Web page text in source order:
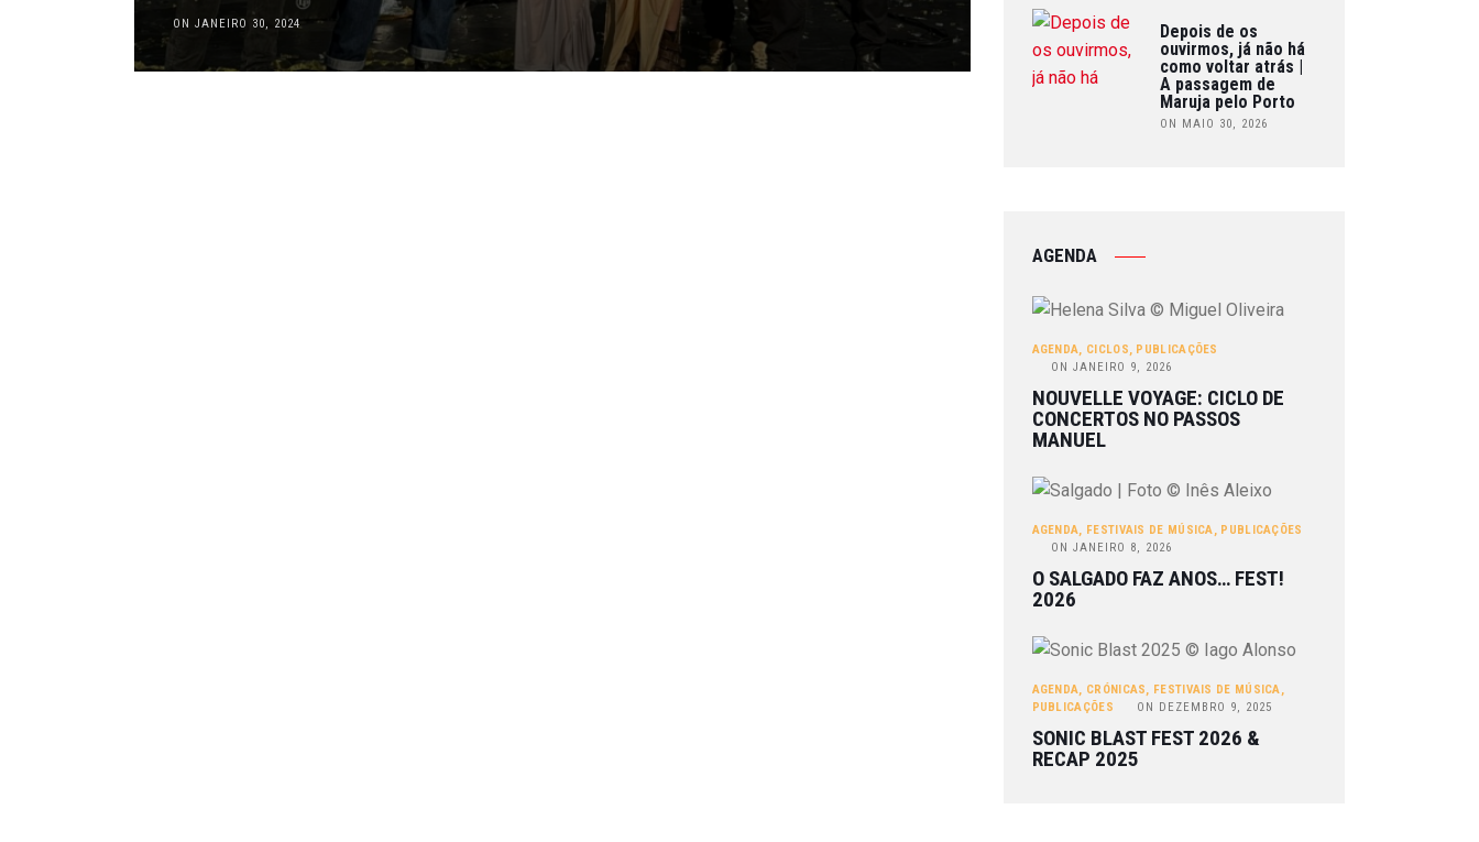
ON JANEIRO 30, 2024
Depois de os
ouvirmos, já não há
como voltar atrás |
A passagem de
Maruja pelo Porto
ON MAIO 30, 2026
AGENDA
AGENDA, CICLOS, PUBLICAÇÕES
ON JANEIRO 9, 2026
NOUVELLE VOYAGE: CICLO DE
CONCERTOS NO PASSOS
MANUEL
AGENDA, FESTIVAIS DE MÚSICA, PUBLICAÇÕES
ON JANEIRO 8, 2026
O SALGADO FAZ ANOS… FEST!
2026
AGENDA, CRÓNICAS, FESTIVAIS DE MÚSICA,
PUBLICAÇÕES
ON DEZEMBRO 9, 2025
SONIC BLAST FEST 2026 &
RECAP 2025